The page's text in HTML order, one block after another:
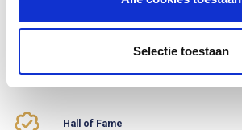
Selectie toestaan
NL-1999-5971341.
Prijzenkast
Hall of Fame